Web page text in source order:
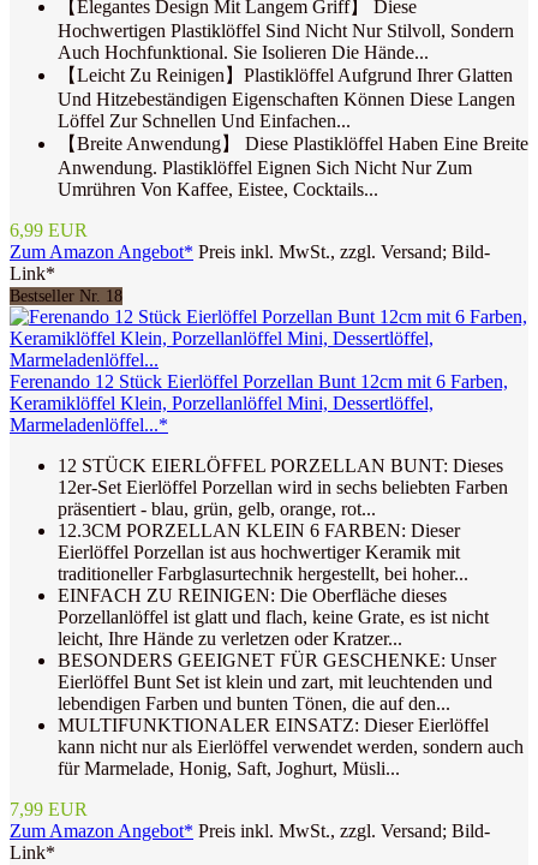
【Elegantes Design Mit Langem Griff】 Diese
Hochwertigen Plastiklöffel Sind Nicht Nur Stilvoll, Sondern
Auch Hochfunktional. Sie Isolieren Die Hände...
【Leicht Zu Reinigen】Plastiklöffel Aufgrund Ihrer Glatten
Und Hitzebeständigen Eigenschaften Können Diese Langen
Löffel Zur Schnellen Und Einfachen...
【Breite Anwendung】 Diese Plastiklöffel Haben Eine Breite
Anwendung. Plastiklöffel Eignen Sich Nicht Nur Zum
Umrühren Von Kaffee, Eistee, Cocktails...
6,99 EUR
Zum Amazon Angebot* Preis inkl. MwSt., zzgl. Versand; Bild-
Link*
Bestseller Nr. 18
Ferenando 12 Stück Eierlöffel Porzellan Bunt 12cm mit 6 Farben,
Keramiklöffel Klein, Porzellanlöffel Mini, Dessertlöffel,
Marmeladenlöffel...*
12 STÜCK EIERLÖFFEL PORZELLAN BUNT: Dieses
12er-Set Eierlöffel Porzellan wird in sechs beliebten Farben
präsentiert - blau, grün, gelb, orange, rot...
12.3CM PORZELLAN KLEIN 6 FARBEN: Dieser
Eierlöffel Porzellan ist aus hochwertiger Keramik mit
traditioneller Farbglasurtechnik hergestellt, bei hoher...
EINFACH ZU REINIGEN: Die Oberfläche dieses
Porzellanlöffel ist glatt und flach, keine Grate, es ist nicht
leicht, Ihre Hände zu verletzen oder Kratzer...
BESONDERS GEEIGNET FÜR GESCHENKE: Unser
Eierlöffel Bunt Set ist klein und zart, mit leuchtenden und
lebendigen Farben und bunten Tönen, die auf den...
MULTIFUNKTIONALER EINSATZ: Dieser Eierlöffel
kann nicht nur als Eierlöffel verwendet werden, sondern auch
für Marmelade, Honig, Saft, Joghurt, Müsli...
7,99 EUR
Zum Amazon Angebot* Preis inkl. MwSt., zzgl. Versand; Bild-
Link*